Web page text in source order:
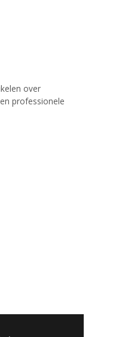
over
professionele